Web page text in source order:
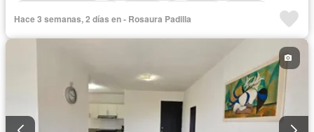
Sin amueblar
Hace 3 semanas, 2 días en - Rosaura Padilla